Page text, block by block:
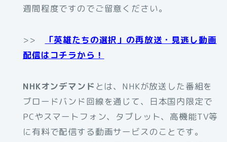
週間程度ですのでご留意ください。
>>
「英雄たちの選択」の再放送・見逃し動画
配信はコチラから！
NHKオンデマンド とは、NHKが放送した番組を
ブロードバンド回線を通じて、日本国内限定で
PCやスマートフォン、タブレット、高機能TV等
に有料で配信する動画サービスのことです。